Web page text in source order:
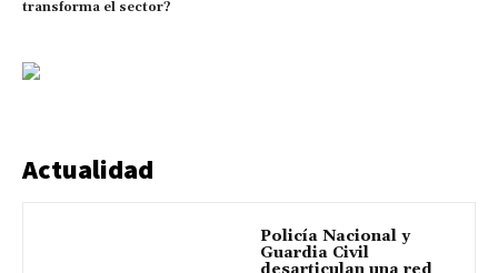
transforma el sector?
Actualidad
Policía Nacional y
Guardia Civil